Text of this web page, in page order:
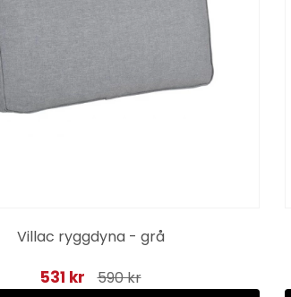
Villac ryggdyna - grå
531 kr 590 kr